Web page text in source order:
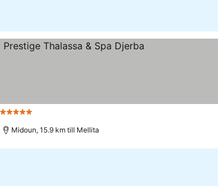
5 Stjärnor
Midoun, 15.9 km till Mellita